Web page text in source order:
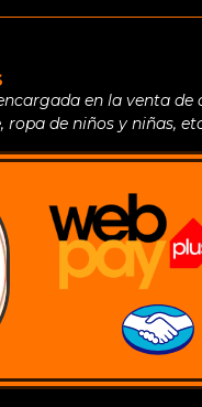
en la venta de
de niños y niñas,